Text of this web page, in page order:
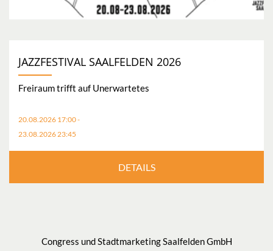
JAZZFESTIVAL SAALFELDEN 2026
Freiraum trifft auf Unerwartetes
20.08.2026 17:00 -
23.08.2026 23:45
DETAILS
Congress und Stadtmarketing Saalfelden GmbH